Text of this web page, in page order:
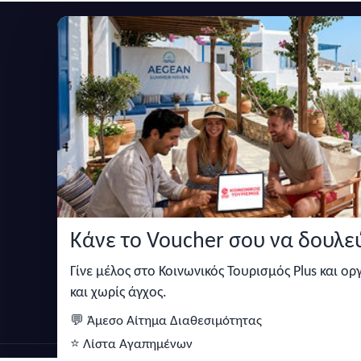
Κάνε το Voucher σου να
Γίνε μέλος στο Κοινωνικός Τουρισμός Plus και
και χωρίς άγχος.
💬 Άμεσο Αίτημα Διαθεσιμότητας
⭐ Λίστα Αγαπημένων
Εγγραφείτε στο newsletter μας
Μείνετε ενημερωμένοι με τις τελευταίες
Κάντε αναζήτηση για προσφορές σε ξενοδοχεία,